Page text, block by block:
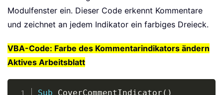
Modulfenster ein. Dieser Code erkennt Kommentare
und zeichnet an jedem Indikator ein farbiges Dreieck.
VBA-Code: Farbe des Kommentarindikators ändern
Aktives Arbeitsblatt
Sub CoverCommentIndicator ( )